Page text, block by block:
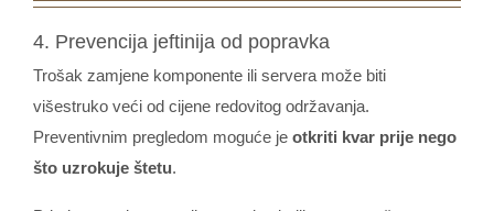
4. Prevencija jeftinija od popravka
Trošak zamjene komponente ili servera može biti
višestruko veći od cijene redovitog održavanja.
Preventivnim pregledom moguće je otkriti kvar prije nego
što uzrokuje štetu.